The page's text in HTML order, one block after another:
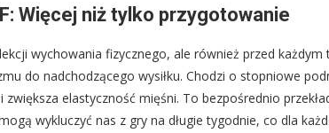
Więcej niż tylko przygotowanie
wychowania fizycznego, ale również przed
do nadchodzącego wysiłku. Chodzi o stopniowe
elastyczność mięśni. To bezpośrednio
wykluczyć nas z gry na długie tygodnie, co dla